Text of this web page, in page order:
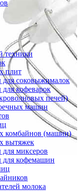
техники
плит
для соковыжималок
для кофеварок
печей)
машин
комбайнов (машин)
вытяжек
для миксеров
для кофемашин
молока